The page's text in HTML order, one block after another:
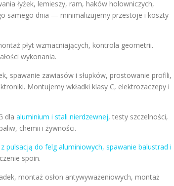
łyżek, lemieszy, ram, haków holowniczych,
samego dnia — minimalizujemy przestoje i koszty
płyt wzmacniających, kontrola geometrii.
wykonania.
spawanie zawiasów i słupków, prostowanie profili,
Montujemy wkładki klasy C, elektrozaczepy i
dla aluminium i stali nierdzewnej, testy szczelności,
chemii i żywności.
pulsacją do felg aluminiowych, spawanie balustrad i
spoin.
montaż osłon antywyważeniowych, montaż